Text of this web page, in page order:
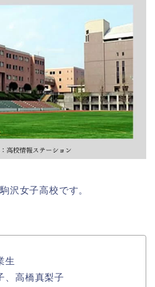
沢女子高校です。
生
、高橋真梨子